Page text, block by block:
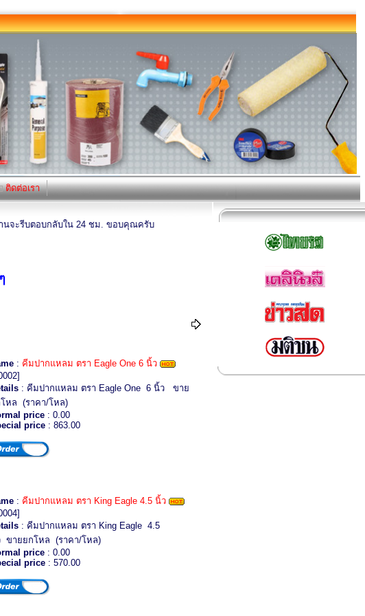
ติดต่อเรา
บกลับใน 24 ชม. ขอบคุณครับ
: คีมปากแหลม ตรา Eagle One 6 นิ้ว
: คีมปากแหลม ตรา Eagle One 6 นิ้ว ขาย
หล (ราคา/โหล)
price : 0.00
price : 863.00
: คีมปากแหลม ตรา King Eagle 4.5 นิ้ว
: คีมปากแหลม ตรา King Eagle 4.5
ขายยกโหล (ราคา/โหล)
price : 0.00
price : 570.00